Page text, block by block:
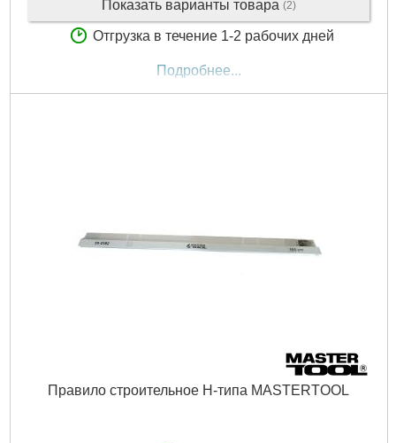
Показать варианты товара (2)
Отгрузка в течение 1-2 рабочих дней
Подробнее...
Правило строительное Н-типа MASTERTOOL